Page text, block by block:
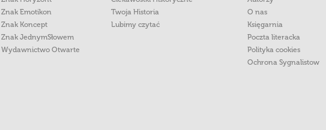
Znak Emotikon
Znak Koncept
Znak JednymSłowem
Wydawnictwo Otwarte
Twoja Historia
Lubimy czytać
O nas
Księgarnia
Poczta literacka
Polityka cookies
Ochrona Sygnalistow